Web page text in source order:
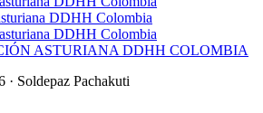
DDHH Colombia
DDHH Colombia
ASTURIANA DDHH COLOMBIA
Soldepaz Pachakuti